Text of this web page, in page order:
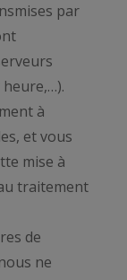
par
à
et vous
mise à
traitement
de
ne